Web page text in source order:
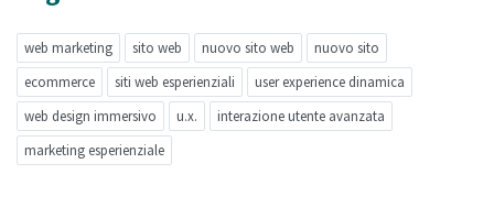
web marketing sito web nuovo sito web
nuovo sito
ecommerce
siti web esperienziali
user experience dinamica
web design immersivo
u.x.
interazione utente avanzata
marketing esperienziale